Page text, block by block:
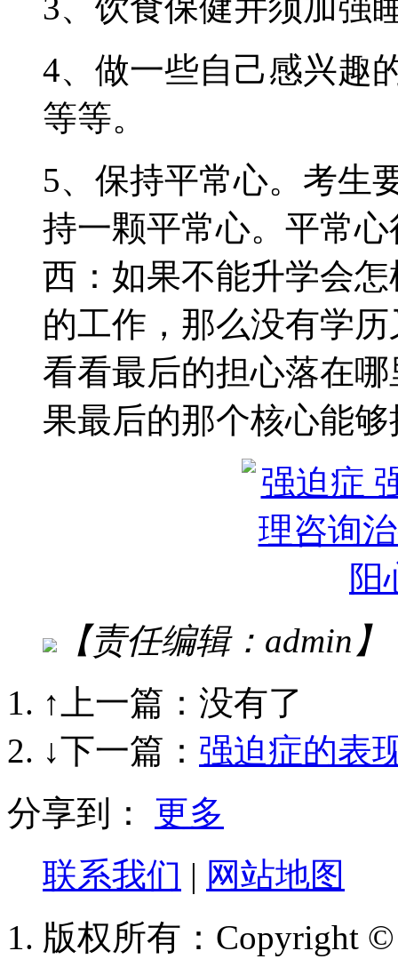
4、做一些自己感兴趣
等等。
5、保持平常心。考生
持一颗平常心。平常
西：如果不能升学会
的工作，那么没有学
看看最后的担心落在
果最后的那个核心能
【责任编辑：admin】
↑上一篇：没有了
↓下一篇： 强迫症的表
分享到：
更多
联系我们 | 网站地图
版权所有：Copyright